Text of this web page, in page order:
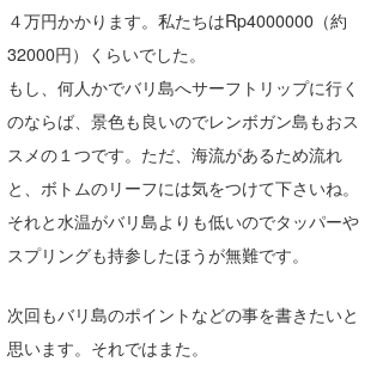
４万円かかります。私たちはRp4000000（約
32000円）くらいでした。
もし、何人かでバリ島へサーフトリップに行く
のならば、景色も良いのでレンボガン島もおス
スメの１つです。ただ、海流があるため流れ
と、ボトムのリーフには気をつけて下さいね。
それと水温がバリ島よりも低いのでタッパーや
スプリングも持参したほうが無難です。
次回もバリ島のポイントなどの事を書きたいと
思います。それではまた。